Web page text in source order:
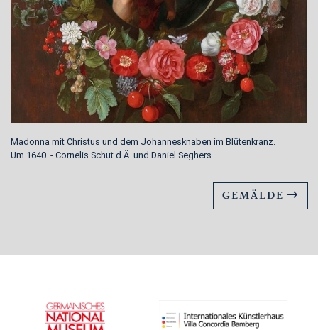
Madonna mit Christus und dem Johannesknaben im Blütenkranz.
Um 1640. - Cornelis Schut d.Ä. und Daniel Seghers
GEMÄLDE